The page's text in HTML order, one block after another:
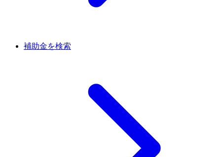
補助金を検索